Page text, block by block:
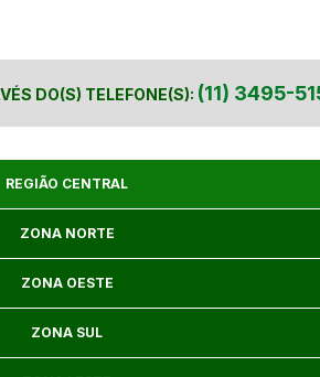
DO(S) TELEFONE(S): (11) 3495-
REGIÃO CENTRAL
ZONA NORTE
ZONA OESTE
ZONA SUL